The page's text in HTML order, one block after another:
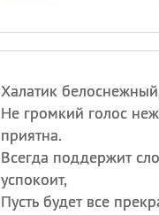
Халатик
Не громкий голос
приятна.
Всегда поддержит
успокоит,
Пусть будет все